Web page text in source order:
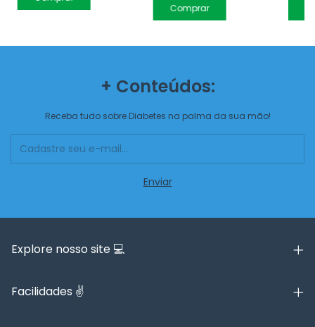
+ Conteúdos:
Receba tudo sobre Diabetes na palma da sua mão!
Explore nosso site 💻
Facilidades ✌️